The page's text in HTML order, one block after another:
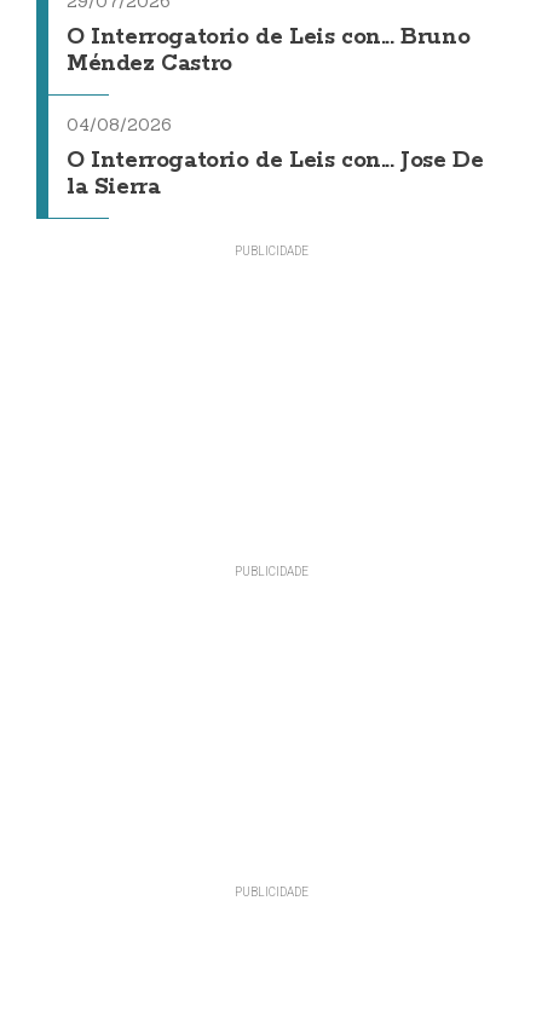
O Interrogatorio de Leis con... Bruno
Méndez Castro
04/08/2026
O Interrogatorio de Leis con... Jose De
la Sierra